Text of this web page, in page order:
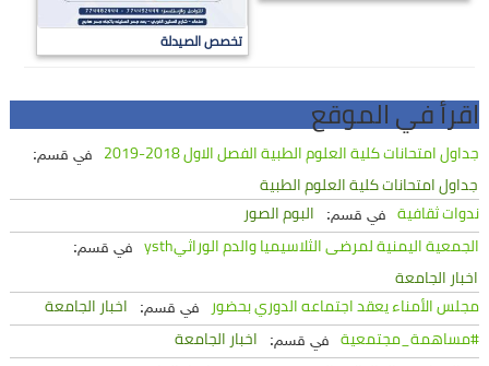
تخصص الصيدلة
اقرأ في الموقع
جداول امتحانات كلية العلوم الطبية الفصل الاول 2018-2019 في قسم:
جداول امتحانات كلية العلوم الطبية
ندوات ثقافية
في قسم:
البوم الصور
الجمعية اليمنية لمرضى الثلاسيميا والدم الوراثيysth
في قسم:
اخبار الجامعة
مجلس الأمناء يعقد اجتماعه الدوري بحضور
في قسم:
اخبار الجامعة
#مساهمة_مجتمعية
في قسم:
اخبار الجامعة